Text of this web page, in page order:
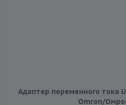
Адаптер переменного тока
Omron/